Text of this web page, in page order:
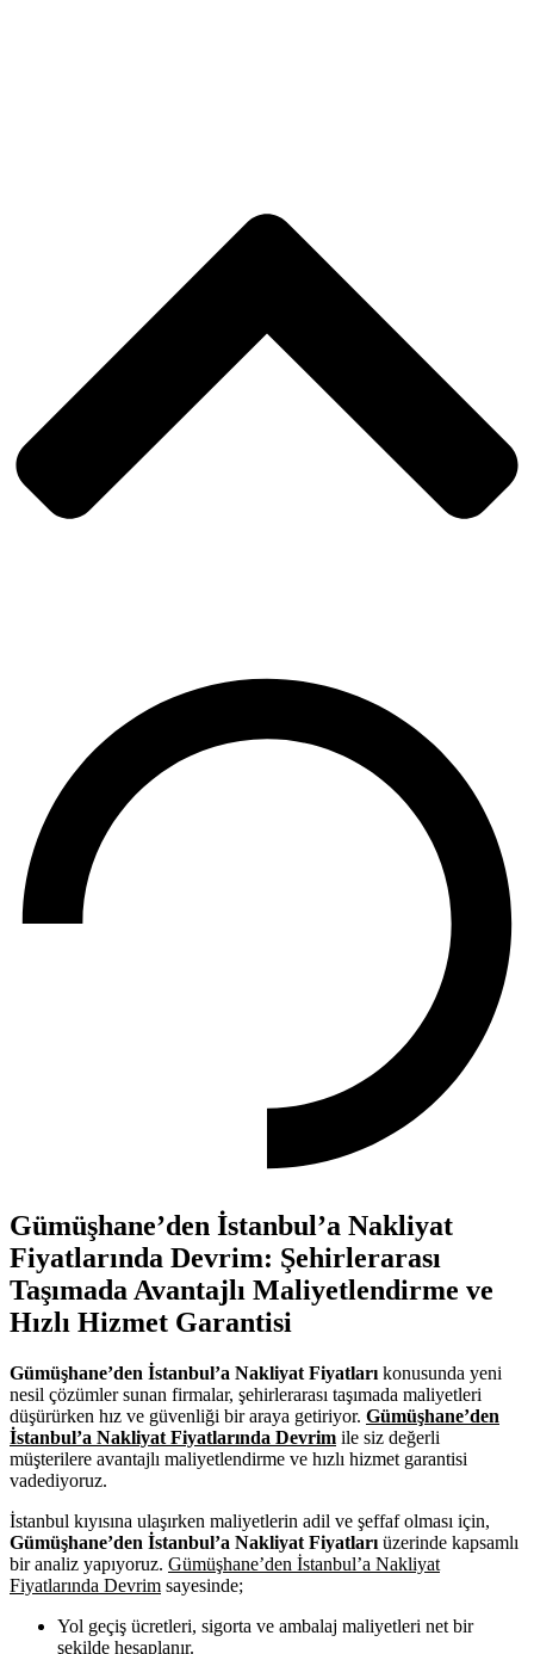
Gümüşhane’den İstanbul’a Nakliyat
Fiyatlarında Devrim: Şehirlerarası
Taşımada Avantajlı Maliyetlendirme ve
Hızlı Hizmet Garantisi
Gümüşhane’den İstanbul’a Nakliyat Fiyatları konusunda yeni
nesil çözümler sunan firmalar, şehirlerarası taşımada maliyetleri
düşürürken hız ve güvenliği bir araya getiriyor. Gümüşhane’den
İstanbul’a Nakliyat Fiyatlarında Devrim ile siz değerli
müşterilere avantajlı maliyetlendirme ve hızlı hizmet garantisi
vadediyoruz.
İstanbul kıyısına ulaşırken maliyetlerin adil ve şeffaf olması için,
Gümüşhane’den İstanbul’a Nakliyat Fiyatları üzerinde kapsamlı
bir analiz yapıyoruz. Gümüşhane’den İstanbul’a Nakliyat
Fiyatlarında Devrim sayesinde;
Yol geçiş ücretleri, sigorta ve ambalaj maliyetleri net bir
şekilde hesaplanır.